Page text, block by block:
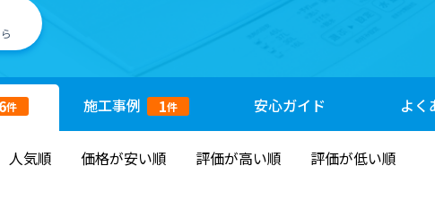
6件 施工事例 1件 安心ガイド よく
人気順 価格が安い順 評価が高い順 評価が低い順